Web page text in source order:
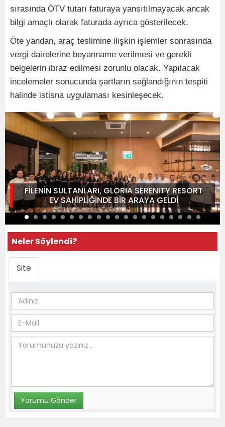
sırasında ÖTV tutarı faturaya yansıtılmayacak ancak
bilgi amaçlı olarak faturada ayrıca gösterilecek.
Öte yandan, araç teslimine ilişkin işlemler sonrasında
vergi dairelerine beyanname verilmesi ve gerekli
belgelerin ibraz edilmesi zorunlu olacak. Yapılacak
incelemeler sonucunda şartların sağlandığının tespiti
halinde istisna uygulaması kesinleşecek.
FİLENİN SULTANLARI, GLORIA SERENITY RESORT
EV SAHİPLİĞİNDE BİR ARAYA GELDİ
Neler Söylendi?
Site